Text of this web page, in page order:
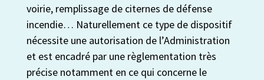
voirie, remplissage de citernes de défense
incendie… Naturellement ce type de dispositif
nécessite une autorisation de l’Administration
et est encadré par une règlementation très
précise notamment en ce qui concerne le